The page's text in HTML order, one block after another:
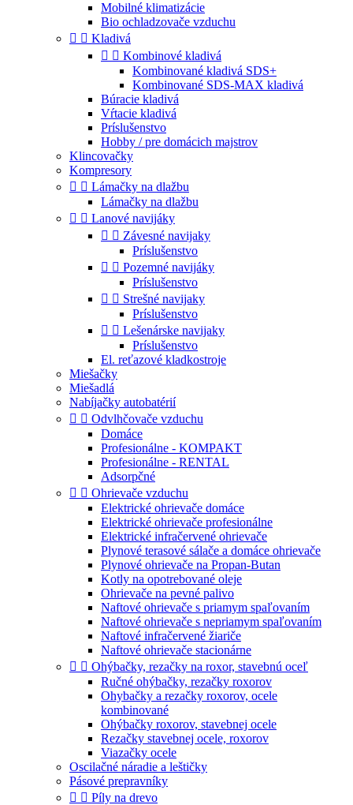
Mobilné klimatizácie
Bio ochladzovače vzduchu
  Kladivá
  Kombinové kladivá
Kombinované kladivá SDS+
Kombinované SDS-MAX kladivá
Búracie kladivá
Vŕtacie kladivá
Príslušenstvo
Hobby / pre domácich majstrov
Klincovačky
Kompresory
  Lámačky na dlažbu
Lámačky na dlažbu
  Lanové navijáky
  Závesné navijaky
Príslušenstvo
  Pozemné navijáky
Príslušenstvo
  Strešné navijaky
Príslušenstvo
  Lešenárske navijaky
Príslušenstvo
El. reťazové kladkostroje
Miešačky
Miešadlá
Nabíjačky autobatérií
  Odvlhčovače vzduchu
Domáce
Profesionálne - KOMPAKT
Profesionálne - RENTAL
Adsorpčné
  Ohrievače vzduchu
Elektrické ohrievače domáce
Elektrické ohrievače profesionálne
Elektrické infračervené ohrievače
Plynové terasové sálače a domáce ohrievače
Plynové ohrievače na Propan-Butan
Kotly na opotrebované oleje
Ohrievače na pevné palivo
Naftové ohrievače s priamym spaľovaním
Naftové ohrievače s nepriamym spaľovaním
Naftové infračervené žiariče
Naftové ohrievače stacionárne
  Ohýbačky, rezačky na roxor, stavebnú oceľ
Ručné ohýbačky, rezačky roxorov
Ohybačky a rezačky roxorov, ocele
kombinované
Ohýbačky roxorov, stavebnej ocele
Rezačky stavebnej ocele, roxorov
Viazačky ocele
Oscilačné náradie a leštičky
Pásové prepravníky
  Píly na drevo